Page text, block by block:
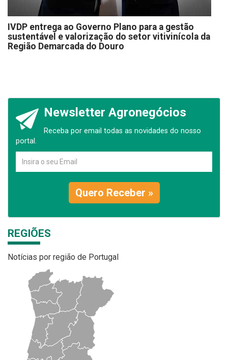
IVDP entrega ao Governo Plano para a gestão
sustentável e valorização do setor vitivinícola da
Região Demarcada do Douro
Newsletter Agronegócios
Receba por email todas as novidades do nosso
portal.
Quero Receber »
REGIÕES
Notícias por região de Portugal